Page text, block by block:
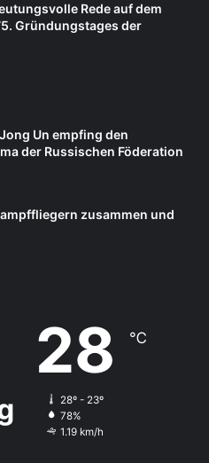
Rede auf dem
Gründungstages der
Un empfing den
der Russischen Föderation
zusammen und
28 ℃
28º - 23º
78%
1.19 km/h